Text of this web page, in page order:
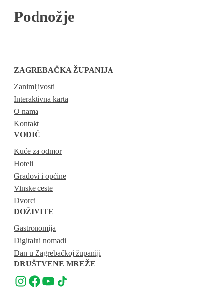
Podnožje
ZAGREBAČKA ŽUPANIJA
Zanimljivosti
Interaktivna karta
O nama
Kontakt
VODIČ
Kuće za odmor
Hoteli
Gradovi i općine
Vinske ceste
Dvorci
DOŽIVITE
Gastronomija
Digitalni nomadi
Dan u Zagrebačkoj županiji
DRUŠTVENE MREŽE